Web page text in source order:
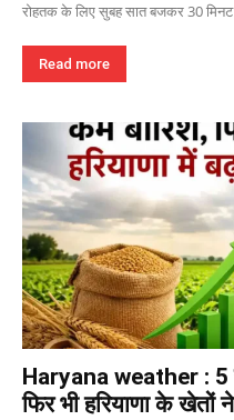
रोहतक के लिए सुबह सात बजकर 30
Read more
Haryana weather : 5
फिर भी हरियाणा के खेतों